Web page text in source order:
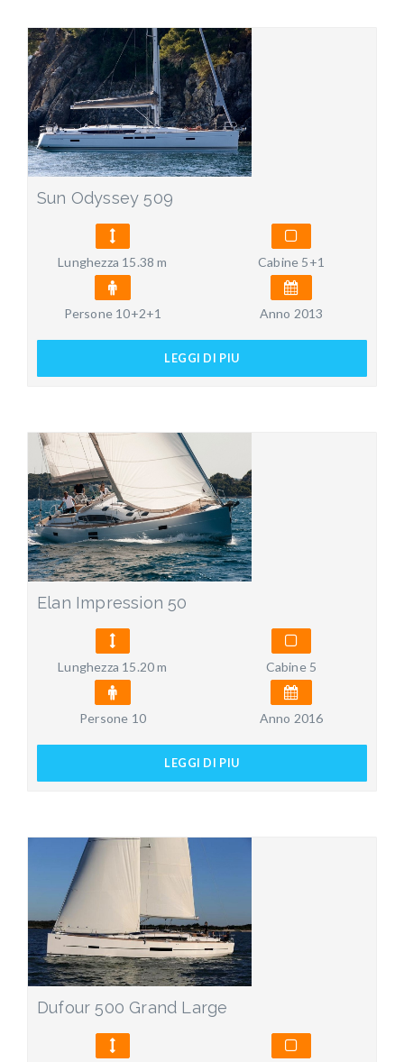
Sun Odyssey 509
Lunghezza 15.38 m Cabine 5+1
Persone 10+2+1 Anno 2013
LEGGI DI PIU
Elan Impression 50
Lunghezza 15.20 m Cabine 5
Persone 10 Anno 2016
LEGGI DI PIU
Dufour 500 Grand Large